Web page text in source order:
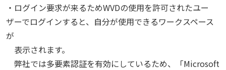
・ログイン要求が来るためWVDの使用を許可されたユー
ザーでログインすると、自分が使用できるワークスペース
が
表示されます。
弊社では多要素認証を有効にしているため、「Microsoft